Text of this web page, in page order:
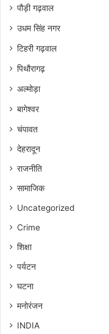
पौड़ी गढ़वाल
उधम सिंह नगर
टिहरी गढ़वाल
पिथौरागढ़
अल्मोड़ा
बागेश्वर
चंपावत
देहरादून
राजनीति
सामाजिक
Uncategorized
Crime
शिक्षा
पर्यटन
घटना
मनोरंजन
INDIA